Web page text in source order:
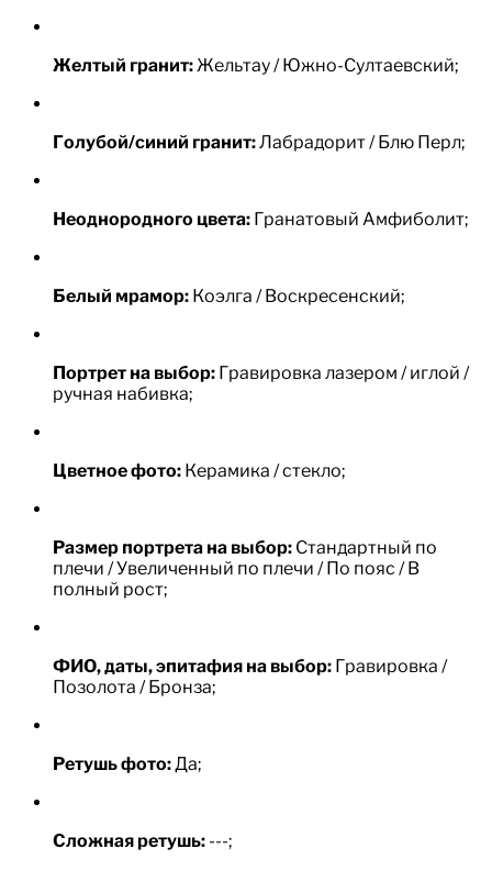
Желтый гранит:Жельтау / Южно-Султаевский;
Голубой/синий гранит:Лабрадорит / Блю Перл;
Неоднородного цвета: Гранатовый Амфиболит;
Белый мрамор: Коэлга / Воскресенский;
Портрет на выбор: Гравировка лазером / иглой /
ручная набивка;
Цветное фото: Керамика / стекло;
Размер портрета на выбор: Стандартный по
плечи / Увеличенный по плечи / По пояс / В
полный рост;
ФИО, даты, эпитафия на выбор: Гравировка /
Позолота / Бронза;
Ретушь фото:Да;
Сложная ретушь: ---;